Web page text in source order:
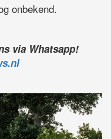
onbekend.
via Whatsapp!